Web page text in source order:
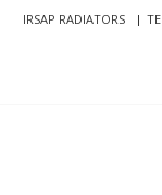
Skip
SkipIRSAP RADIATORS